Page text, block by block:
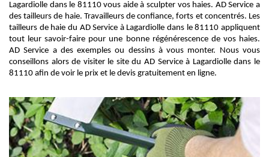
Lagardiolle dans le 81110 vous aide à sculpter vos haies. AD Service a
des tailleurs de haie. Travailleurs de confiance, forts et concentrés. Les
tailleurs de haie du AD Service à Lagardiolle dans le 81110 appliquent
tout leur savoir-faire pour une bonne régénérescence de vos haies.
AD Service a des exemples ou dessins à vous monter. Nous vous
conseillons alors de visiter le site du AD Service à Lagardiolle dans le
81110 afin de voir le prix et le devis gratuitement en ligne.